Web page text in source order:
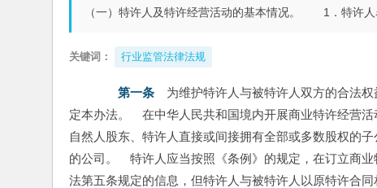
（一）特许人及特许经营活动的基本情况。 1．特许人
关键词： 行业监管法律法规
第一条 为维护特许人与被特许人双方的合法权
定本办法。　在中华人民共和国境内开展商业特许经营
自然人股东、特许人直接或间接拥有全部或多数股权的
的公司。　特许人应当按照《条例》的规定，在订立商
法第五条规定的信息，但特许人与被特许人以原特许合